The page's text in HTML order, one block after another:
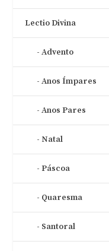
Lectio Divina
Advento
Anos Ímpares
Anos Pares
Natal
Páscoa
Quaresma
Santoral